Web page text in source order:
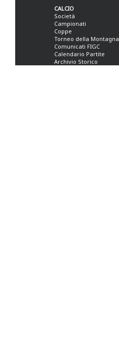
CALCIO
Società
Campionati
Coppe
Torneo della Montagna
Comunicati FIGC
Calendario Partite
Archivio Storico